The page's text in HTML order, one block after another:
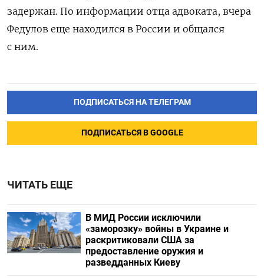
задержан. По информации отца адвоката, вчера
Федулов еще находился в России и общался
с ним.
ПОДПИСАТЬСЯ НА ТЕЛЕГРАМ
ПОДПИСАТЬСЯ В GOOGLE
ЧИТАТЬ ЕЩЕ
В МИД России исключили
«заморозку» войны в Украине и
раскритиковали США за
предоставление оружия и
разведданных Киеву